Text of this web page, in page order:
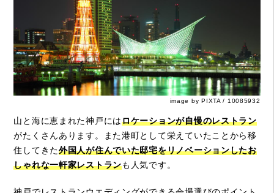
image by PIXTA / 10085932
山と海に恵まれた神戸にはロケーションが自慢のレストラン
がたくさんあります。また港町として栄えていたことから移
住してきた外国人が住んでいた邸宅をリノベーションしたお
しゃれな一軒家レストランも人気です。